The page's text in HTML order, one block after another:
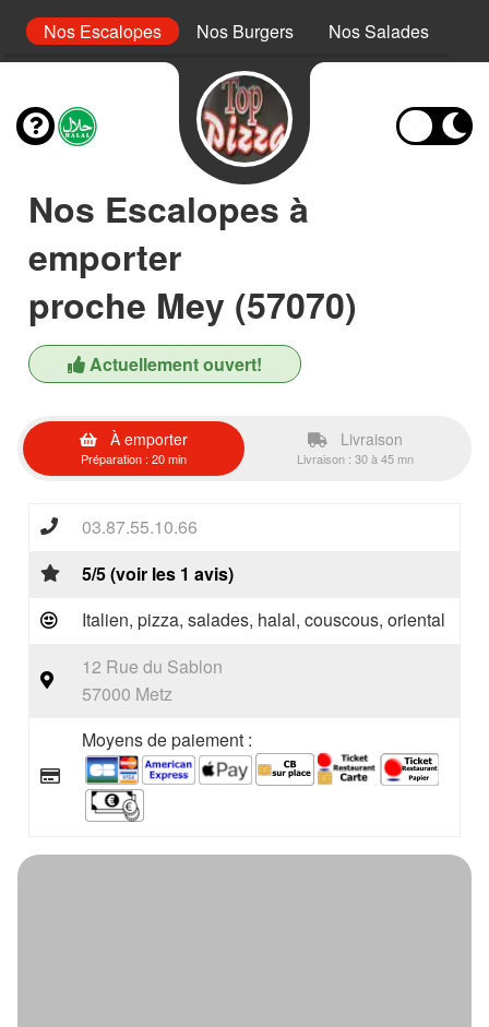
Nos Escalopes Nos Burgers Nos Salades
Nos Escalopes à
emporter
proche Mey (57070)
Actuellement ouvert!
À emporter
Préparation : 20 min
Livraison
Livraison : 30 à 45 mn
03.87.55.10.66
5/5 (voir les 1 avis)
Italien, pizza, salades, halal, couscous, oriental
12 Rue du Sablon
57000 Metz
Moyens de paiement :